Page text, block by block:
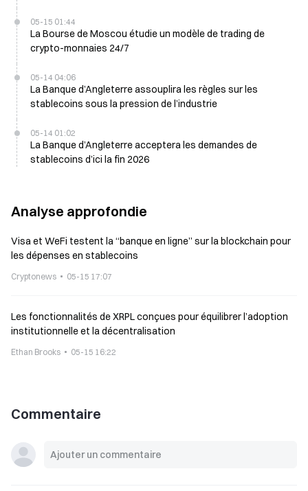
05-15 01:44
La Bourse de Moscou étudie un modèle de trading de
crypto-monnaies 24/7
05-14 04:06
La Banque d’Angleterre assouplira les règles sur les
stablecoins sous la pression de l’industrie
05-14 01:02
La Banque d’Angleterre acceptera les demandes de
stablecoins d’ici la fin 2026
Analyse approfondie
Visa et WeFi testent la “banque en ligne” sur la blockchain pour
les dépenses en stablecoins
Cryptonews 05-15 17:07
Les fonctionnalités de XRPL conçues pour équilibrer l’adoption
institutionnelle et la décentralisation
Ethan Brooks 05-15 16:22
Commentaire